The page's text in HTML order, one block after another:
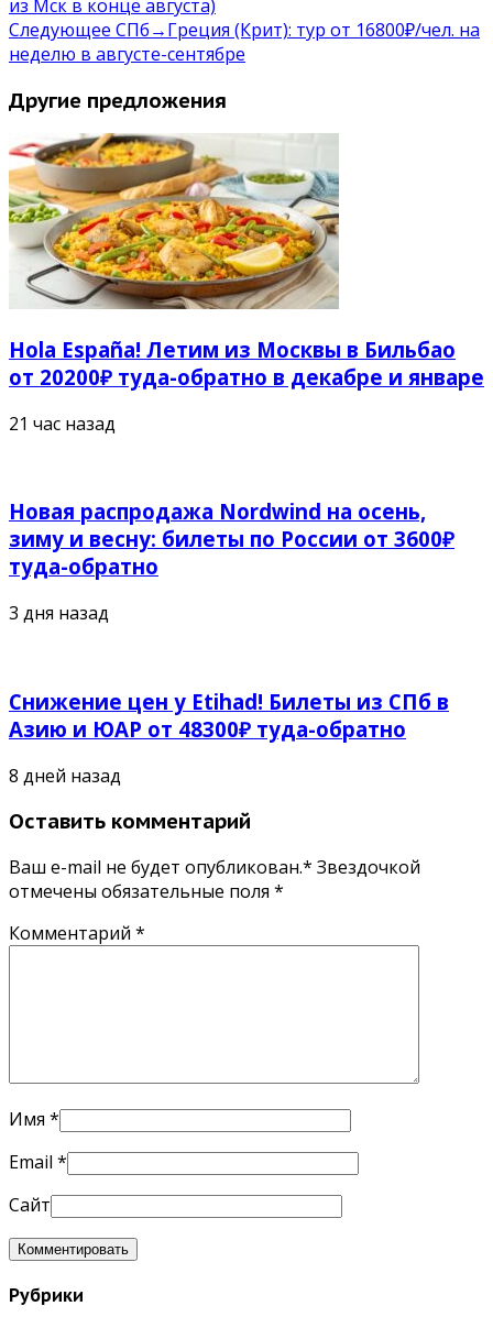
из Мск в конце августа)
Следующее СПб→Греция (Крит): тур от 16800₽/чел. на
неделю в августе-сентябре
Другие предложения
Hola España! Летим из Москвы в Бильбао
от 20200₽ туда-обратно в декабре и январе
21 час назад
Новая распродажа Nordwind на осень,
зиму и весну: билеты по России от 3600₽
туда-обратно
3 дня назад
Снижение цен у Etihad! Билеты из СПб в
Азию и ЮАР от 48300₽ туда-обратно
8 дней назад
Оставить комментарий
Ваш e-mail не будет опубликован.* Звездочкой
отмечены обязательные поля *
Комментарий *
Имя *
Email *
Сайт
Рубрики